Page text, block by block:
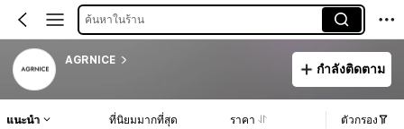
ค้นหาในร้าน
AGRNICE
กำลังติดตาม
แนะนำ ที่นิยมมากที่สุด ราคา ตัวกรอง